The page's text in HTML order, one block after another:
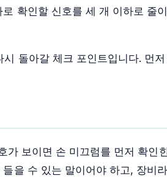
확인할 신호를 세 개 이하로 줄
돌아갈 체크 포인트입니다. 먼
보이면 손 미끄럼를 먼저 확인
을 수 있는 말이어야 하고, 장비